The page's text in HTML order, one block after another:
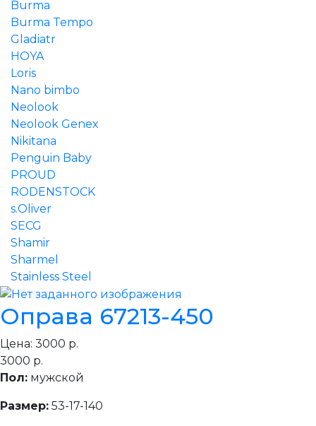
Burma
Burma Tempo
Gladiatr
HOYA
Loris
Nano bimbo
Neolook
Neolook Genex
Nikitana
Penguin Baby
PROUD
RODENSTOCK
s.Oliver
SECG
Shamir
Sharmel
Stainless Steel
Оправа 67213-450
Цена: 3000 р.
3000 р.
Пол: мужской
Размер: 53-17-140